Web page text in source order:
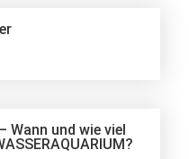
Wann und wie viel